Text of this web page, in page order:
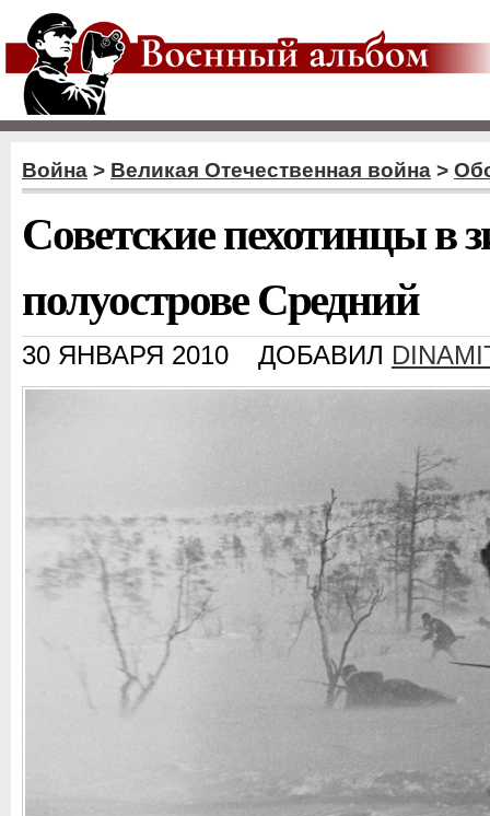
Война > Великая Отечественная война >
Советские пехотинцы в
полуострове Средний
30 ЯНВАРЯ 2010 ДОБАВИЛ